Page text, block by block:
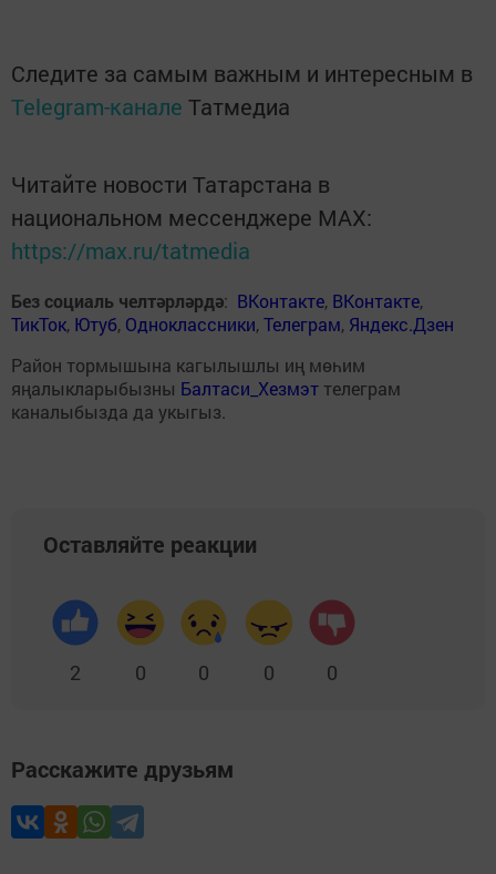
Следите за самым важным и интересным в
Telegram-канале Татмедиа
Читайте новости Татарстана в
национальном мессенджере MАХ:
https://max.ru/tatmedia
Без социаль челтәрләрдә: ВКонтакте, ВКонтакте,
ТикТок, Ютуб, Одноклассники,Телеграм, Яндекс.Дзен
Район тормышына кагылышлы иң мөһим
яңалыкларыбызны Балтаси_Хезмэт телеграм
каналыбызда да укыгыз.
Оставляйте реакции
2 0 0 0 0
Расскажите друзьям